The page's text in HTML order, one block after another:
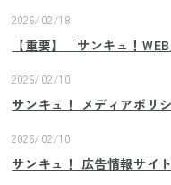
2026/02/18
【重要】「サンキュ！
2026/02/10
サンキュ！ メディアポリ
2026/02/10
サンキュ！ 広告情報サイト